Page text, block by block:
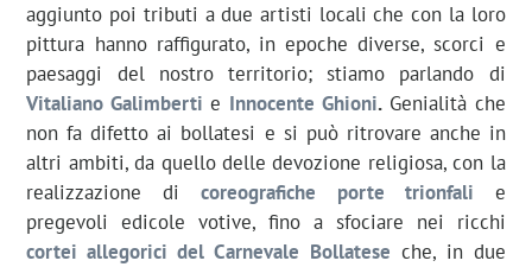
aggiunto poi tributi a due artisti locali che con la loro
pittura hanno raffigurato, in epoche diverse, scorci e
paesaggi del nostro territorio; stiamo parlando di
Vitaliano Galimberti e Innocente Ghioni.Genialità che
non fa difetto ai bollatesi e si può ritrovare anche in
altri ambiti, da quello delle devozione religiosa, con la
realizzazione dicoreografiche porte trionfali e
pregevoli edicole votive, fino a sfociare nei ricchi
cortei allegorici del Carnevale Bollatese che, in due